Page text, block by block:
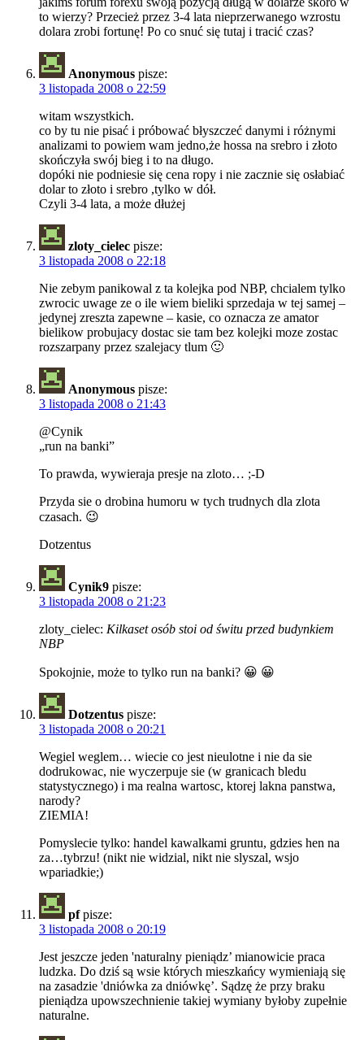
to wierzy? Przecież przez 3-4 lata nieprzerwanego wzrostu
dolara zrobi fortunę! Po co snuć się tutaj i tracić czas?
Anonymous pisze:
3 listopada 2008 o 22:59
witam wszystkich.
co by tu nie pisać i próbować błyszczeć danymi i różnymi
analizami to powiem wam jedno,że hossa na srebro i złoto
skończyła swój bieg i to na długo.
dopóki nie podniesie się cena ropy i nie zacznie się osłabiać
dolar to złoto i srebro ,tylko w dół.
Czyli 3-4 lata, a może dłużej
zloty_cielec pisze:
3 listopada 2008 o 22:18
Nie zebym panikowal z ta kolejka pod NBP, chcialem tylko
zwrocic uwage ze o ile wiem bieliki sprzedaja w tej samej –
jedynej zreszta zapewne – kasie, co oznacza ze amator
bielikow probujacy dostac sie tam bez kolejki moze zostac
rozszarpany przez szalejacy tlum 🙂
Anonymous pisze:
3 listopada 2008 o 21:43
@Cynik
„run na banki”
To prawda, wywieraja presje na zloto… ;-D
Przyda sie o drobina humoru w tych trudnych dla zlota
czasach. 😉
Dotzentus
Cynik9 pisze:
3 listopada 2008 o 21:23
zloty_cielec: Kilkaset osób stoi od świtu przed budynkiem
NBP
Spokojnie, może to tylko run na banki? 😀 😀
Dotzentus pisze:
3 listopada 2008 o 20:21
Wegiel weglem… wiecie co jest nieulotne i nie da sie
dodrukowac, nie wyczerpuje sie (w granicach bledu
statystycznego) i ma realna wartosc, ktorej lakna panstwa,
narody?
ZIEMIA!
Pomyslecie tylko: handel kawalkami gruntu, gdzies hen na
za…tybrzu! (nikt nie widzial, nikt nie slyszal, wsjo
wpariadkie;)
pf pisze:
3 listopada 2008 o 20:19
Jest jeszcze jeden 'naturalny pieniądz’ mianowicie praca
ludzka. Do dziś są wsie których mieszkańcy wymieniają się
na zasadzie 'dniówka za dniówkę’. Sądzę że przy braku
pieniądza upowszechnienie takiej wymiany byłoby zupełnie
naturalne.